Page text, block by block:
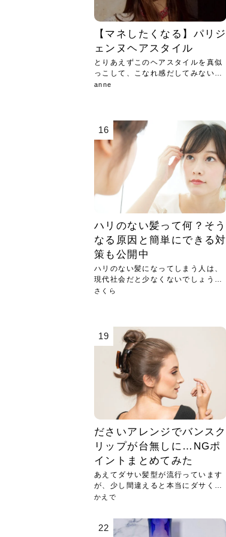
【マネしたくなる】パリジ
ェンヌヘアスタイル
とりあえずこのヘアスタイルを真似
っこして、こなれ感だしてみない？
❤︎
anne
16
ハリのない髪って何？そう
なる原因と簡単にできる対
策も公開中
ハリのない髪になってしまう人は、
現代社会だと少なくないでしょう。
そも...
さくら
19
ださいアレンジでバンスク
リップが台無しに…NGポ
イントまとめてみた
あえてダサい髪型が流行っています
が、少し間違えると本当にダサくな
って...
かえで
22